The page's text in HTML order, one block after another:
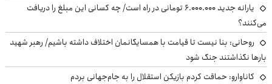
یارانه جدید ۶.۰۰۰.۰۰۰ تومانی در راه است/ چه کسانی این مبلغ را دریافت
می‌کنند؟
روحانی: بنا نیست تا قیامت با همسایگانمان اختلاف داشته باشیم/ رهبر شهید
بارها نگذاشتند جنگ شود
کاناوارو: حماقت کردم بازیکن استقلال را به جام‌جهانی بردم